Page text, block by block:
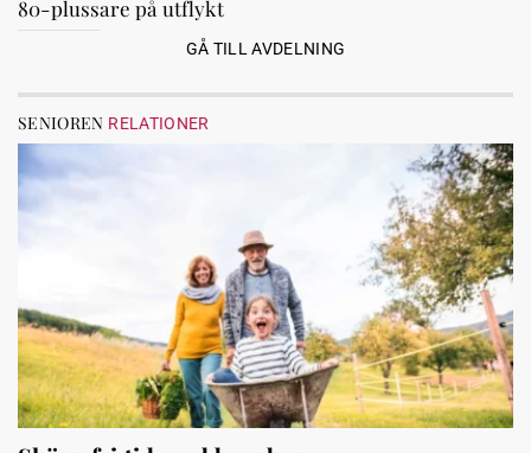
80-plussare på utflykt
GÅ TILL AVDELNING
SENIOREN RELATIONER